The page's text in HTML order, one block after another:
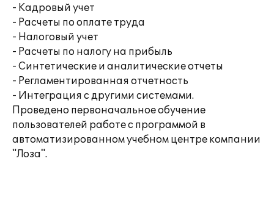
- Кадровый учет
- Расчеты по оплате труда
- Налоговый учет
- Расчеты по налогу на прибыль
- Синтетические и аналитические отчеты
- Регламентированная отчетность
- Интеграция с другими системами.
Проведено первоначальное обучение
пользователей работе с программой в
автоматизированном учебном центре компании
"Лоза".